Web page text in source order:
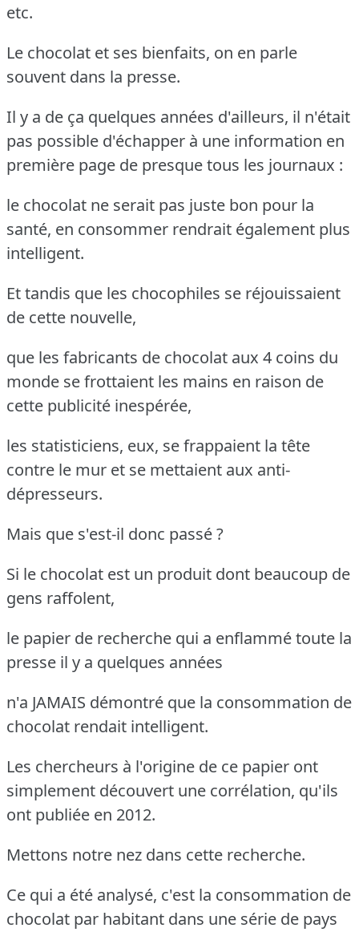
etc.
Le chocolat et ses bienfaits, on en parle
souvent dans la presse.
Il y a de ça quelques années d'ailleurs, il n'était
pas possible d'échapper à une information en
première page de presque tous les journaux :
le chocolat ne serait pas juste bon pour la
santé, en consommer rendrait également plus
intelligent.
Et tandis que les chocophiles se réjouissaient
de cette nouvelle,
que les fabricants de chocolat aux 4 coins du
monde se frottaient les mains en raison de
cette publicité inespérée,
les statisticiens, eux, se frappaient la tête
contre le mur et se mettaient aux anti-
dépresseurs.
Mais que s'est-il donc passé ?
Si le chocolat est un produit dont beaucoup de
gens raffolent,
le papier de recherche qui a enflammé toute la
presse il y a quelques années
n'a JAMAIS démontré que la consommation de
chocolat rendait intelligent.
Les chercheurs à l'origine de ce papier ont
simplement découvert une corrélation, qu'ils
ont publiée en 2012.
Mettons notre nez dans cette recherche.
Ce qui a été analysé, c'est la consommation de
chocolat par habitant dans une série de pays